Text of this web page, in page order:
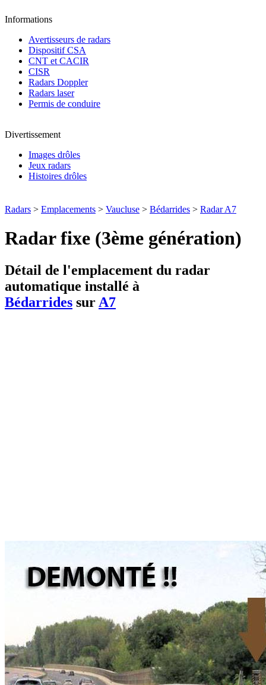
Informations
Avertisseurs de radars
Dispositif CSA
CNT et CACIR
CISR
Radars Doppler
Radars laser
Permis de conduire
Divertissement
Images drôles
Jeux radars
Histoires drôles
Radars > Emplacements > Vaucluse > Bédarrides > Radar A7
Radar fixe (3ème génération)
Détail de l'emplacement du radar
automatique installé à
Bédarrides sur A7